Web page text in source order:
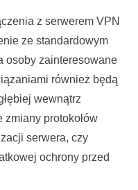
z serwerem VPN
ze standardowym
osoby zainteresowane
również będą
wewnątrz
protokołów
serwera, czy
ochrony przed